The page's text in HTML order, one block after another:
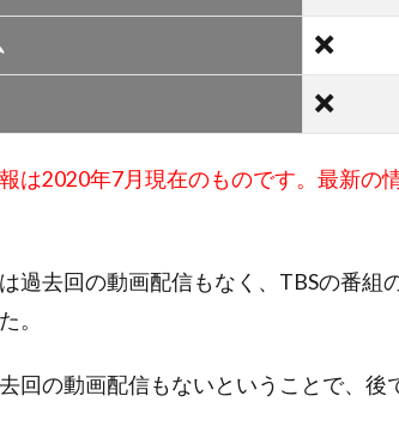
は2020年7月現在のものです。最新の
過去回の動画配信もなく、TBSの番組
。
回の動画配信もないということで、後